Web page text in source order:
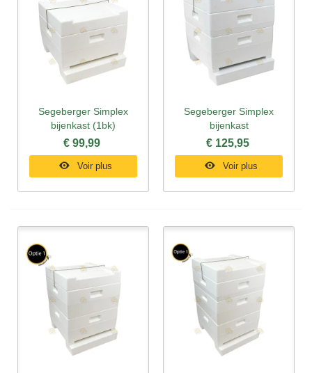
Segeberger Simplex
bijenkast (1bk)
€ 99,99
Voir plus
Segeberger Simplex
bijenkast
€ 125,95
Voir plus